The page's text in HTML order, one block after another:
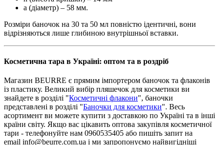
a (діаметр) – 58 мм.
Розміри баночок на 30 та 50 мл повністю ідентичні, вони
відрізняються лише глибиною внутрішньої вставки.
Косметична тара в Україні: оптом та в роздріб
Магазин BEURRE є прямим імпортером баночок та флаконів
із пластику. Великий вибір пляшечок для косметики ви
знайдете в розділі "Косметичні флакони", баночки
представлені в розділі "Баночки для косметики". Весь
асортимент ви можете купити з доставкою по Україні та в інші
країни світу. Якщо вас цікавить оптова закупівля косметичної
тари - телефонуйте нам 0960535405 або пишіть запит на
email info@beurre.com.ua і ми запропонуємо найвигідніші